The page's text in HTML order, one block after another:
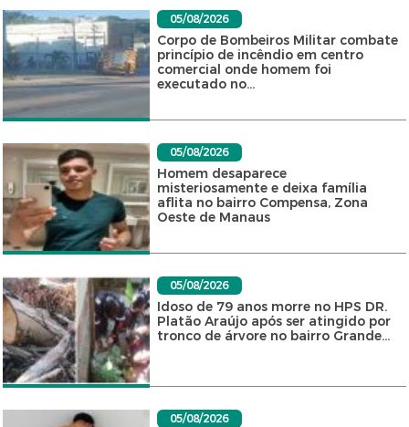
05/08/2026
Corpo de Bombeiros Militar combate
princípio de incêndio em centro
comercial onde homem foi
executado no...
05/08/2026
Homem desaparece
misteriosamente e deixa família
aflita no bairro Compensa, Zona
Oeste de Manaus
05/08/2026
Idoso de 79 anos morre no HPS DR.
Platão Araújo após ser atingido por
tronco de árvore no bairro Grande...
05/08/2026